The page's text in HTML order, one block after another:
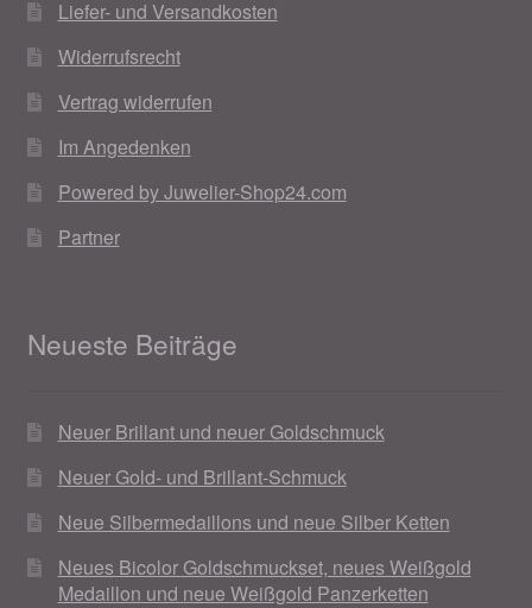
Weihnachtsangebote 2020
Weihnachtsangebote 2021
Widerrufsrecht
Liefer- und Versandkosten
Widerrufsrecht
Vertrag widerrufen
Im Angedenken
Powered by Juwelier-Shop24.com
Partner
Neueste Beiträge
Neuer Brillant und neuer Goldschmuck
Neuer Gold- und Brillant-Schmuck
Neue Silbermedaillons und neue Silber Ketten
Neues Bicolor Goldschmuckset, neues Weißgold
Medaillon und neue Weißgold Panzerketten